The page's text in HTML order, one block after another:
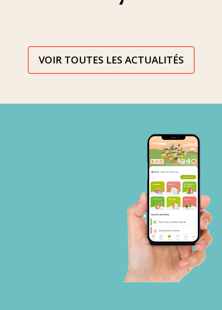
VOIR TOUTES LES ACTUALITÉS